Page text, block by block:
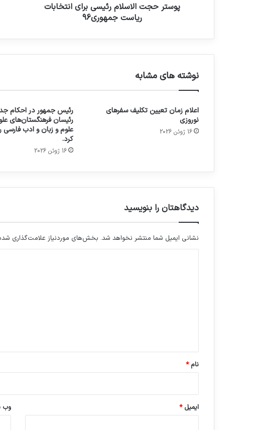
پوستر حجت الاسلام رئیسی برای انتخابات
ریاست جمهوری96
نوشته های مشابه
اعلام زمان تعیین تکلیف سفرهای
نوروزی
16 ژوئن 2026
رئیس جمهور در احکام
رئیسان فرهنگستان‌های
علوم و زبان و ادب فارسی
کرد.
16 ژوئن 2026
دیدگاهتان را بنویسید
نشانی ایمیل شما منتشر نخواهد شد. بخش‌های موردنیاز علامت‌گذاری
نام*
ایمیل* وب‌